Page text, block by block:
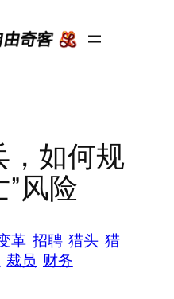
，如何规
”风险
革 招聘 猎头 猎
裁员 财务